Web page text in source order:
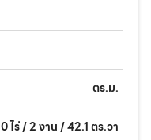
ตร.ม.
0 ไร่ / 2 งาน / 42.1 ตร.วา